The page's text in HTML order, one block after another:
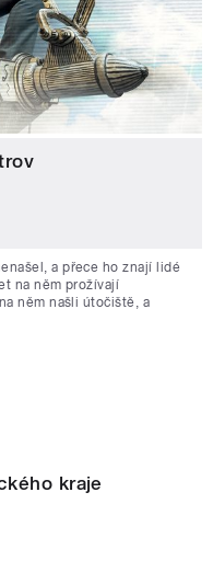
a přece ho znají lidé
na něm prožívají
něm našli útočiště, a
kraje